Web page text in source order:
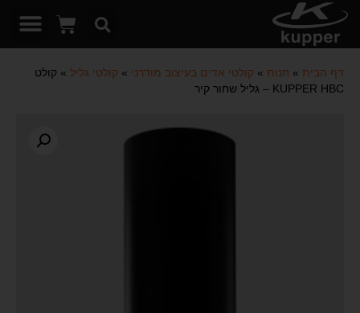
דף הבית » חנות » קולטי אדים בעיצוב מודרני » קולטי גליל » קולט
KUPPER HBC – גליל שחור קיר